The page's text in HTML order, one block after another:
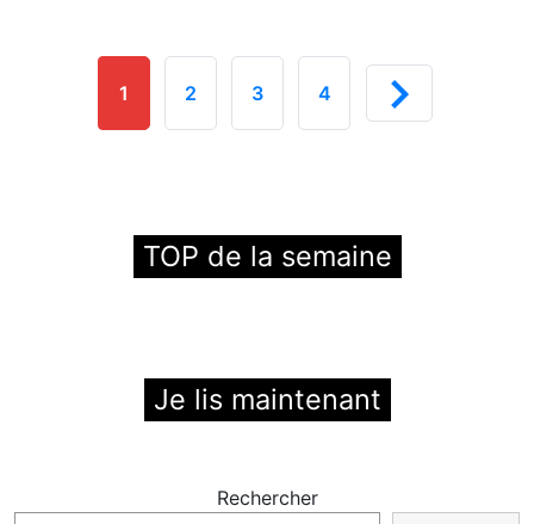
1 2 3 4
TOP de la semaine
Je lis maintenant
Rechercher